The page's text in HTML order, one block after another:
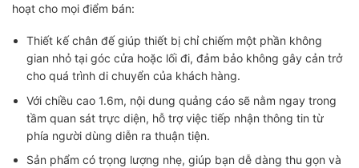
hoạt cho mọi điểm bán:
Thiết kế chân đế giúp thiết bị chỉ chiếm một phần không
gian nhỏ tại góc cửa hoặc lối đi, đảm bảo không gây cản trở
cho quá trình di chuyển của khách hàng.
Với chiều cao 1.6m, nội dung quảng cáo sẽ nằm ngay trong
tầm quan sát trực diện, hỗ trợ việc tiếp nhận thông tin từ
phía người dùng diễn ra thuận tiện.
Sản phẩm có trọng lượng nhẹ, giúp bạn dễ dàng thu gọn và